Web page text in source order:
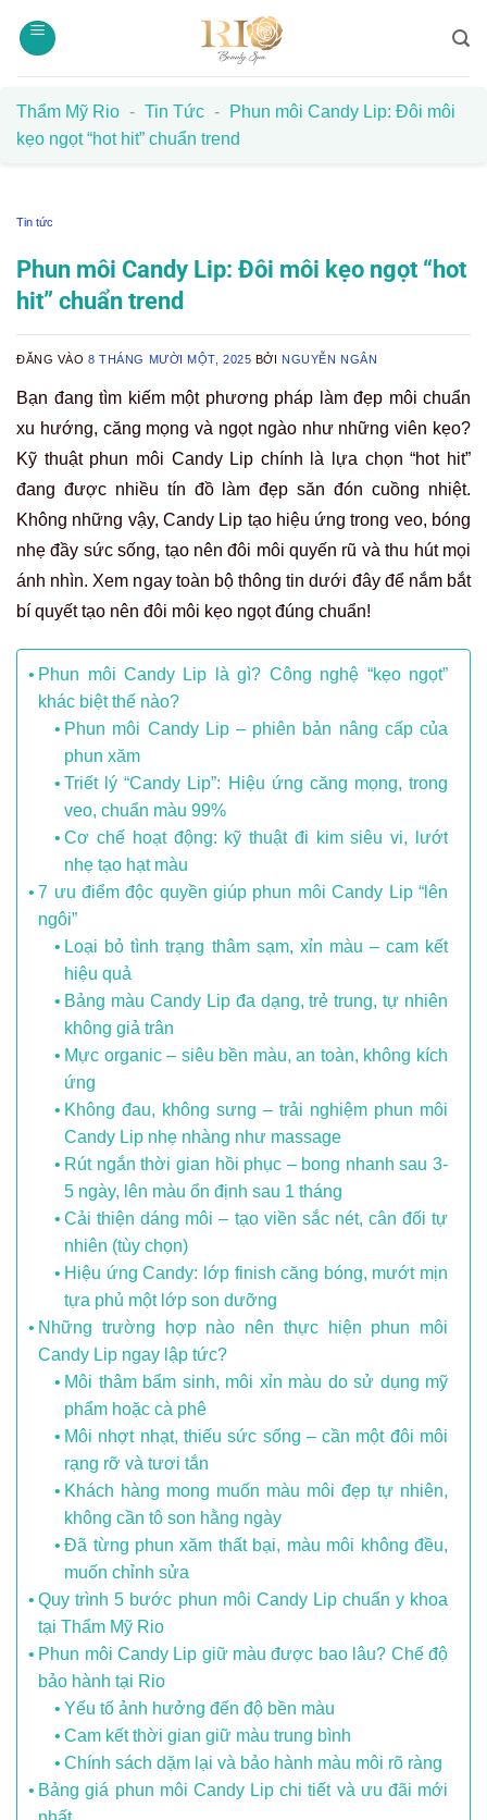
qua
Thẩm Mỹ Rio - Tin Tức -
Phun môi Candy Lip: Đôi môi
kẹo ngọt “hot hit” chuẩn trend
Tin tức
Phun môi Candy Lip: Đôi môi kẹo ngọt “hot
hit” chuẩn trend
ĐĂNG VÀO8 THÁNG MƯỜI MỘT, 2025 BỞI NGUYỄN NGÂN
Bạn đang tìm kiếm một phương pháp làm đẹp môi chuẩn
xu hướng, căng mọng và ngọt ngào như những viên kẹo?
Kỹ thuật phun môi Candy Lip chính là lựa chọn “hot hit”
đang được nhiều tín đồ làm đẹp săn đón cuồng nhiệt.
Không những vậy, Candy Lip tạo hiệu ứng trong veo, bóng
nhẹ đầy sức sống, tạo nên đôi môi quyến rũ và thu hút mọi
ánh nhìn. Xem ngay toàn bộ thông tin dưới đây để nắm bắt
bí quyết tạo nên đôi môi kẹo ngọt đúng chuẩn!
Phun môi Candy Lip là gì? Công nghệ “kẹo ngọt”
khác biệt thế nào?
Phun môi Candy Lip – phiên bản nâng cấp của
phun xăm
Triết lý “Candy Lip”: Hiệu ứng căng mọng, trong
veo, chuẩn màu 99%
Cơ chế hoạt động: kỹ thuật đi kim siêu vi, lướt
nhẹ tạo hạt màu
7 ưu điểm độc quyền giúp phun môi Candy Lip “lên
ngôi”
Loại bỏ tình trạng thâm sạm, xỉn màu – cam kết
hiệu quả
Bảng màu Candy Lip đa dạng, trẻ trung, tự nhiên
không giả trân
Mực organic – siêu bền màu, an toàn, không kích
ứng
Không đau, không sưng – trải nghiệm phun môi
Candy Lip nhẹ nhàng như massage
Rút ngắn thời gian hồi phục – bong nhanh sau 3-
5 ngày, lên màu ổn định sau 1 tháng
Cải thiện dáng môi – tạo viền sắc nét, cân đối tự
nhiên (tùy chọn)
Hiệu ứng Candy: lớp finish căng bóng, mướt mịn
tựa phủ một lớp son dưỡng
Những trường hợp nào nên thực hiện phun môi
Candy Lip ngay lập tức?
Môi thâm bẩm sinh, môi xỉn màu do sử dụng mỹ
phẩm hoặc cà phê
Môi nhợt nhạt, thiếu sức sống – cần một đôi môi
rạng rỡ và tươi tắn
Khách hàng mong muốn màu môi đẹp tự nhiên,
không cần tô son hằng ngày
Đã từng phun xăm thất bại, màu môi không đều,
muốn chỉnh sửa
Quy trình 5 bước phun môi Candy Lip chuẩn y khoa
tại Thẩm Mỹ Rio
Phun môi Candy Lip giữ màu được bao lâu? Chế độ
bảo hành tại Rio
Yếu tố ảnh hưởng đến độ bền màu
Cam kết thời gian giữ màu trung bình
Chính sách dặm lại và bảo hành màu môi rõ ràng
Bảng giá phun môi Candy Lip chi tiết và ưu đãi mới